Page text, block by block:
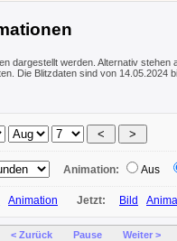
dargestellt werden. Alternativ stehen
Die Blitzdaten sind von 14.05.2024
Animation: Aus
Animation Jetzt: Bild
< Zurück Pause Weiter >